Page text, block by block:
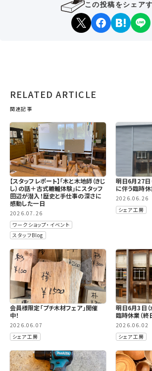
この投稿をシェア
RELATED ARTICLE
関連記事
【スタッフレポート】「木と木地師（きじ
し）の話＋古式轆轤体験」にスタッフ
田辺が潜入！歴史と手仕事の深さに
感動した一日
2026.07.26
ワークショップ・イベント
スタッフBlog
明日6月27日
に伴う臨時休
2026.06.26
シェア工房
会員様限定「プチ木材フェア」開催
中！
2026.06.07
シェア工房
明日6月3日
臨時休業（終
2026.06.02
シェア工房